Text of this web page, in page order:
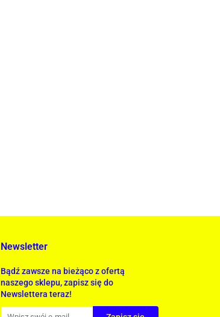
Newsletter
Bądź zawsze na bieżąco z ofertą
naszego sklepu, zapisz się do
Newslettera teraz!